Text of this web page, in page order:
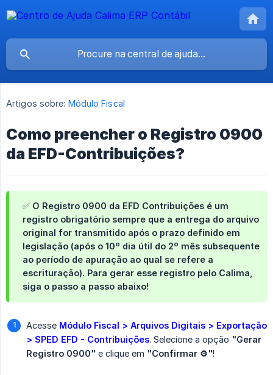
Artigos sobre: Módulo Fiscal
Como preencher o Registro 0900
da EFD-Contribuições?
✅ O Registro 0900 da EFD Contribuições é um
registro obrigatório sempre que a entrega do arquivo
original for transmitido após o prazo definido em
legislação (após o 10º dia útil do 2º mês subsequente
ao período de apuração ao qual se refere a
escrituração). Para gerar esse registro pelo Calima,
siga o passo a passo abaixo!
Acesse Módulo Fiscal > Arquivos Digitais > Exportação
> SPED EFD - Contribuições. Selecione a opção "Gerar
Registro 0900" e clique em "Confirmar ⚙️"!